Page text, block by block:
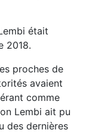
était
2018.
proches de
avaient
comme
Lembi ait pu
des dernières